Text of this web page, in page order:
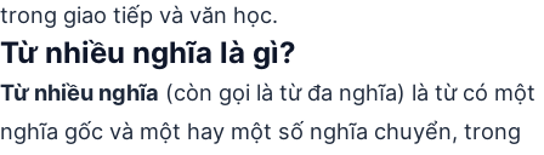
trong giao tiếp và văn học.
Từ nhiều nghĩa là gì?
Từ nhiều nghĩa (còn gọi là từ đa nghĩa) là từ có một
nghĩa gốc và một hay một số nghĩa chuyển, trong